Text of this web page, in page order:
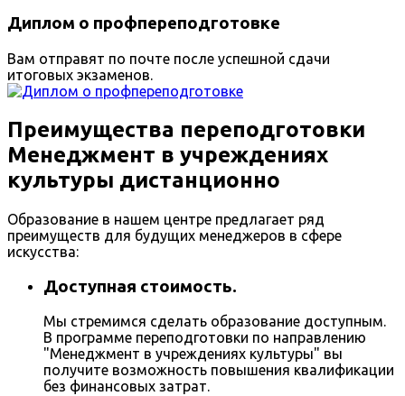
Диплом о профпереподготовке
Вам отправят по почте после успешной сдачи
итоговых экзаменов.
Преимущества переподготовки
Менеджмент в учреждениях
культуры дистанционно
Образование в нашем центре предлагает ряд
преимуществ для будущих менеджеров в сфере
искусства:
Доступная стоимость.
Мы стремимся сделать образование доступным.
В программе переподготовки по направлению
"Менеджмент в учреждениях культуры" вы
получите возможность повышения квалификации
без финансовых затрат.